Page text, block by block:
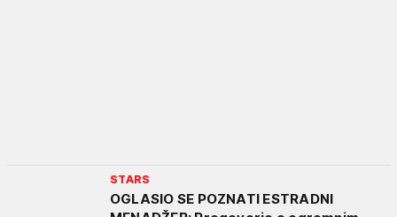
STARS
OGLASIO SE POZNATI ESTRADNI